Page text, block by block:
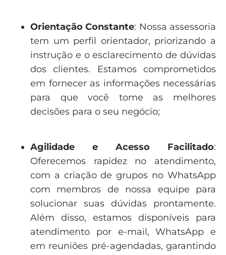
Orientação Constante: Nossa assessoria
tem um perfil orientador, priorizando a
instrução e o esclarecimento de dúvidas
dos clientes. Estamos comprometidos
em fornecer as informações necessárias
para que você tome as melhores
decisões para o seu negócio;
Agilidade e Acesso Facilitado:
Oferecemos rapidez no atendimento,
com a criação de grupos no WhatsApp
com membros de nossa equipe para
solucionar suas dúvidas prontamente.
Além disso, estamos disponíveis para
atendimento por e-mail, WhatsApp e
em reuniões pré-agendadas, garantindo